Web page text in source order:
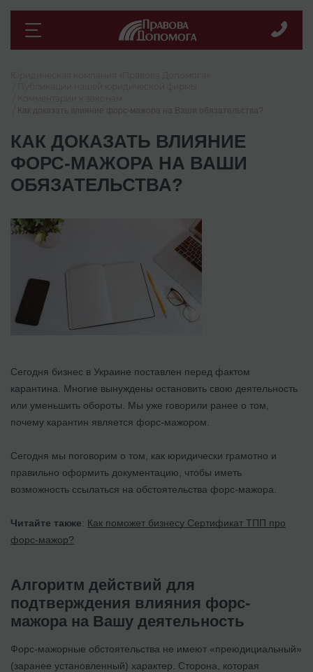
КАК ДОКАЗАТЬ ВЛИЯНИЕ
ФОРС-МАЖОРА НА ВАШИ
ОБЯЗАТЕЛЬСТВА?
Сегодня бизнес в Украине поставлен перед фактом
карантина. Многие вынуждены остановить свою деятельность
или уменьшить обороты. Мы уже говорили ранее о том,
почему карантин является форс-мажором.
Сегодня мы поговорим о том, как юридически грамотно и
правильно оформить документацию, чтобы иметь
возможность ссылаться на обстоятельства форс-мажора.
Читайте также: Как поможет бизнесу Сертификат ТПП про
форс-мажор?
Алгоритм действий для
подтверждения влияния форс-
мажора на Вашу деятельность
Форс-мажорные обстоятельства не имеют «преюдициальный»
(заранее установленный) характер. Сторона, которая